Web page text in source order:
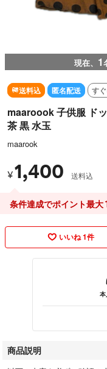
現在、 1
送料込 匿名配送 す
maaroook 子供服 ド
茶 黒 水玉
maarook
¥1,400 送料込
条件達成でポイント最大
いいね 1件
商品説明